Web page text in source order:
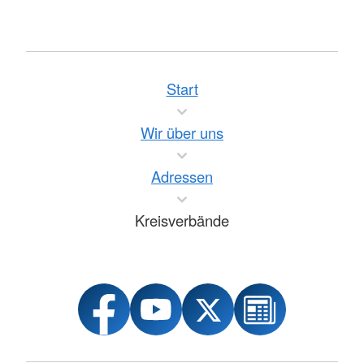
Start
Wir über uns
Adressen
Kreisverbände